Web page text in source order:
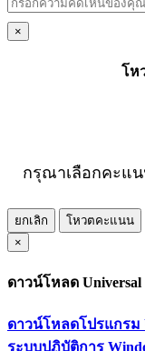
×
โห
กรุณาเลือกคะแ
ยกเลิก
โหวตคะแนน
×
ดาวน์โหลด Universal
ดาวน์โหลดโปรแกรม
ระบบปฏิบัติการ